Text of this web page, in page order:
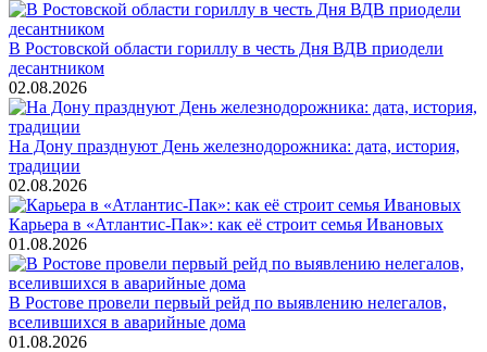
В Ростовской области гориллу в честь Дня ВДВ приодели
десантником
02.08.2026
На Дону празднуют День железнодорожника: дата, история,
традиции
02.08.2026
Карьера в «Атлантис-Пак»: как её строит семья Ивановых
01.08.2026
В Ростове провели первый рейд по выявлению нелегалов,
вселившихся в аварийные дома
01.08.2026